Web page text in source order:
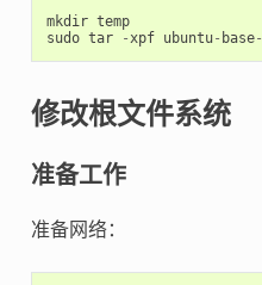
mkdir temp
sudo tar -xpf ubuntu- base-
修改根文件系统
准备工作
准备网络：